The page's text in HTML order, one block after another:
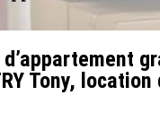
d’appartement
Tony, location